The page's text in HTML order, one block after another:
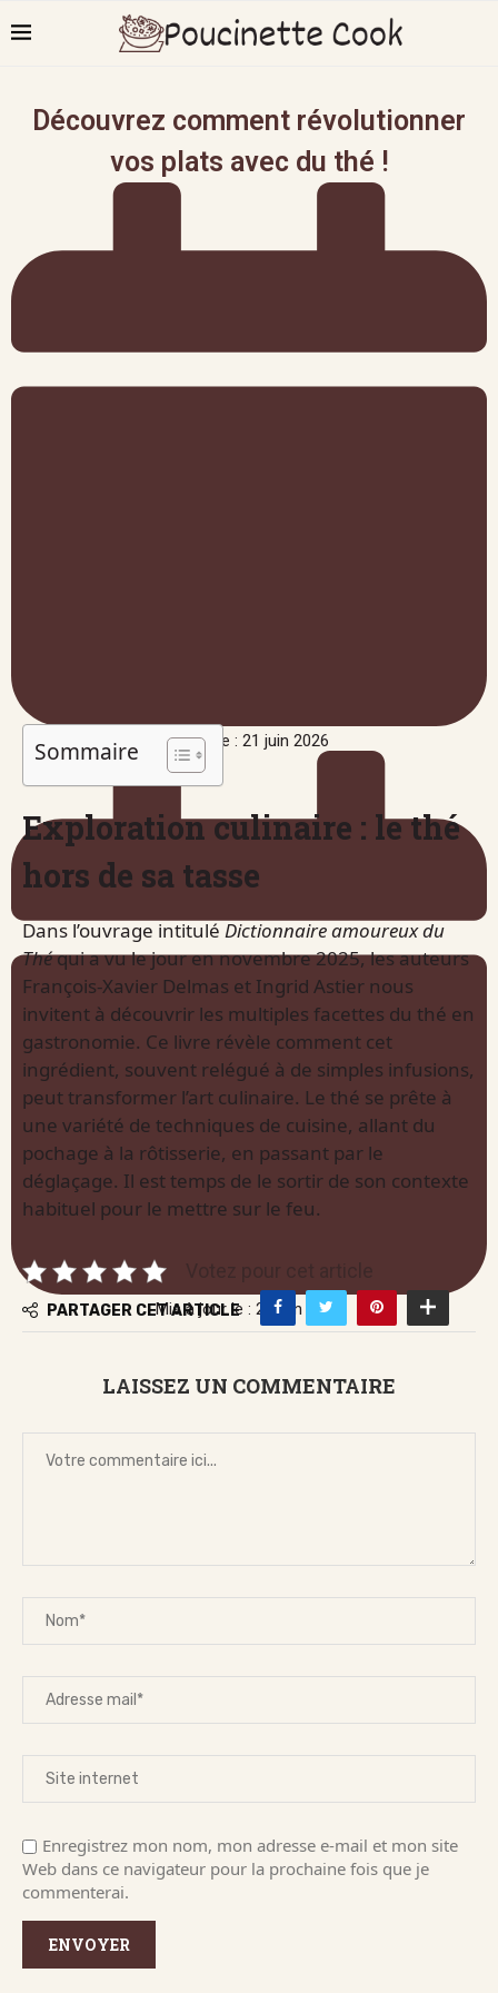
Découvrez comment révolutionner
vos plats avec du thé !
Publié le : 21 juin 2026
Mis à jour le : 21 juin 2026
Sommaire
Exploration culinaire : le thé
hors de sa tasse
Dans l’ouvrage intitulé Dictionnaire amoureux du
Théqui a vu le jour en novembre 2025, les auteurs
François-Xavier Delmas et Ingrid Astier nous
invitent à découvrir les multiples facettes du thé en
gastronomie. Ce livre révèle comment cet
ingrédient, souvent relégué à de simples infusions,
peut transformer l’art culinaire. Le thé se prête à
une variété de techniques de cuisine, allant du
pochage à la rôtisserie, en passant par le
déglaçage. Il est temps de le sortir de son contexte
habituel pour le mettre sur le feu.
Votez pour cet article
PARTAGER CET ARTICLE
LAISSEZ UN COMMENTAIRE
Enregistrez mon nom, mon adresse e-mail et mon site
Web dans ce navigateur pour la prochaine fois que je
commenterai.